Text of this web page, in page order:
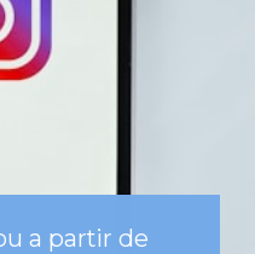
a partir de